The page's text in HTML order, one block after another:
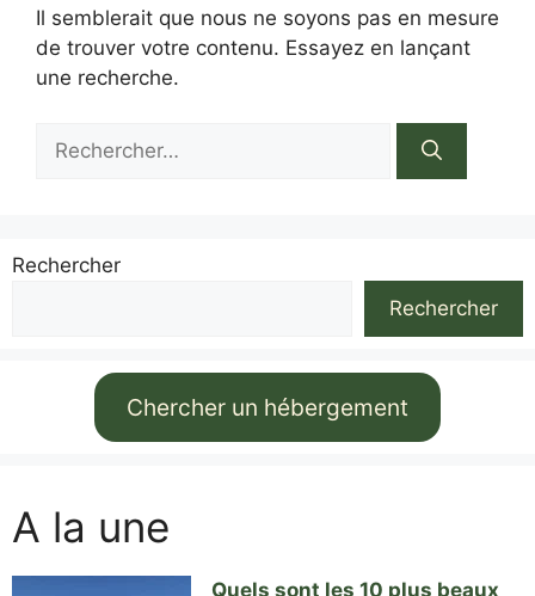
Il semblerait que nous ne soyons pas en mesure
de trouver votre contenu. Essayez en lançant
une recherche.
Rechercher :
Rechercher
Rechercher
Chercher un hébergement
A la une
Quels sont les 10 plus beaux